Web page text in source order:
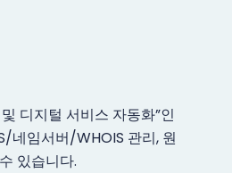
디지털 서비스 자동화”인
네임서버/WHOIS 관리, 원
있습니다.